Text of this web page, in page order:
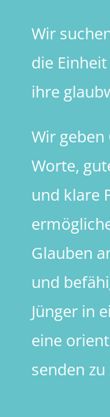
Wir
die
ihre
Wir
Worte,
und klare
Glauben
und
Jünger in
eine
senden zu